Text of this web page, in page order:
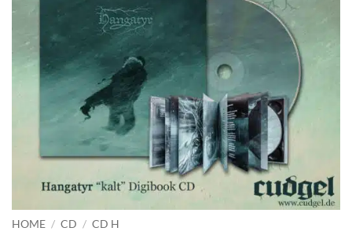
HOME / CD / CD H